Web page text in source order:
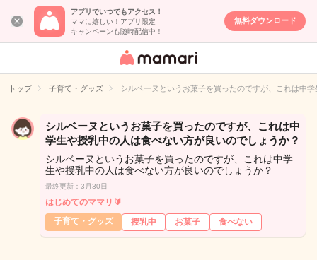
アプリでいつでもアクセス！
ママに嬉しい！アプリ限定
キャンペーンも随時配信中！
無料ダウンロード
女性専用匿名QA
イト
トップ 子育て・グッズ シルベーヌというお菓子を買ったのですが、これは中
シルベーヌというお菓子を買ったのですが、これは中
学生や授乳中の人は食べない方が良いのでしょうか？
シルベーヌというお菓子を買ったのですが、これは中学
生や授乳中の人は食べない方が良いのでしょうか？
最終更新：3月30日
はじめてのママリ🔰
子育て・グッズ
授乳中 お菓子 食べない